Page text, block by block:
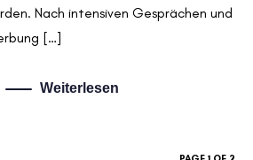
Nach intensiven Gesprächen und
[…]
Weiterlesen